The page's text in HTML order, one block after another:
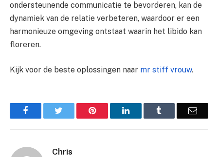
ondersteunende communicatie te bevorderen, kan de
dynamiek van de relatie verbeteren, waardoor er een
harmonieuze omgeving ontstaat waarin het libido kan
floreren.
Kijk voor de beste oplossingen naar mr stiff vrouw.
Facebook Pinterest LinkedIn Email
Chris